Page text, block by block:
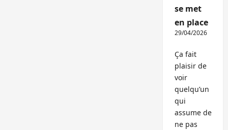
se met
en place
29/04/2026
Ça fait
plaisir de
voir
quelqu’un
qui
assume de
ne pas